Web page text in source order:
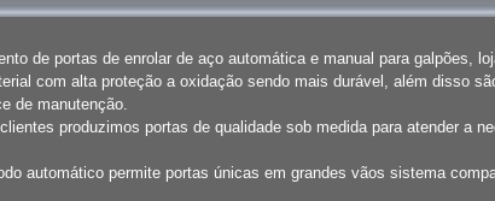
de portas de enrolar de aço automática e manual para galpões,
com alta proteção a oxidação sendo mais durável, além disso
de manutenção.
produzimos portas de qualidade sob medida para atender a
automático permite portas únicas em grandes vãos sistema